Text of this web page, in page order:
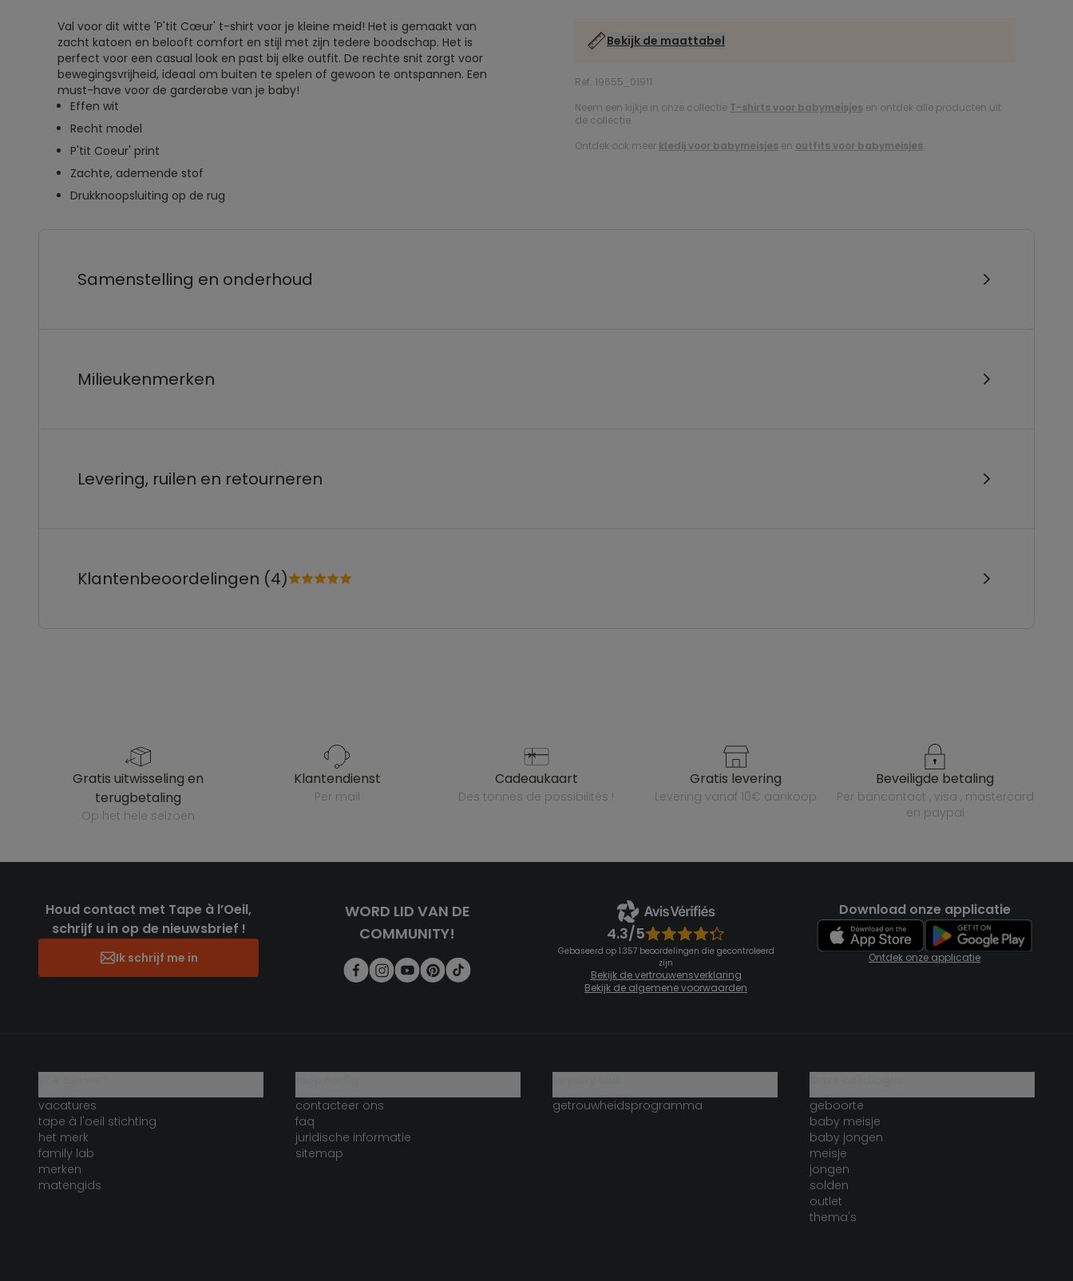
Val voor dit witte 'P'tit Cœur' t-shirt voor je kleine meid! Het is gemaakt van
zacht katoen en belooft comfort en stijl met zijn tedere boodschap. Het is
perfect voor een casual look en past bij elke outfit. De rechte snit zorgt voor
bewegingsvrijheid, ideaal om buiten te spelen of gewoon te ontspannen. Een
must-have voor de garderobe van je baby!
Effen wit
Recht model
P'tit Coeur' print
Zachte, ademende stof
Drukknoopsluiting op de rug
Bekijk de maattabel
Ref. 19655_01911
Neem een kijkje in onze collectie T-shirts voor babymeisjes en ontdek alle producten uit
de collectie.
Ontdek ook meer kledij voor babymeisjes en outfits voor babymeisjes.
Samenstelling en onderhoud
Milieukenmerken
Levering, ruilen en retourneren
Klantenbeoordelingen (4)
gratis uitwisseling en
terugbetaling
op het hele seizoen
klantendienst
per mail
cadeaukaart
des tonnes de possibilités !
gratis levering
levering vanaf 10€ aankoop
beveiligde betaling
per bancontact , visa , mastercard
en paypal
Houd contact met Tape à l’Oeil,
schrijf u in op de nieuwsbrief !
Ik schrijf me in
WORD LID VAN DE
COMMUNITY!
4.3/5
Gebaseerd op 1.357 beoordelingen die gecontroleerd
zijn
Bekijk de vertrouwensverklaring
Bekijk de algemene voorwaarden
Download onze applicatie
Ontdek onze applicatie
vacatures
tape à l'oeil stichting
het merk
family lab
merken
matengids
contacteer ons
faq
juridische informatie
sitemap
getrouwheidsprogramma
geboorte
baby meisje
baby jongen
meisje
jongen
solden
outlet
thema's